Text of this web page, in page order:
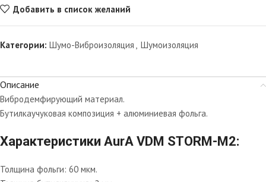
Добавить в список желаний
Категории: Шумо-Виброизоляция , Шумоизоляция
Описание
Вибродемфирующий материал.
Бутилкаучуковая композиция + алюминиевая фольга.
Характеристики AurA VDM STORM-M2:
Толщина фольги: 60 мкм.